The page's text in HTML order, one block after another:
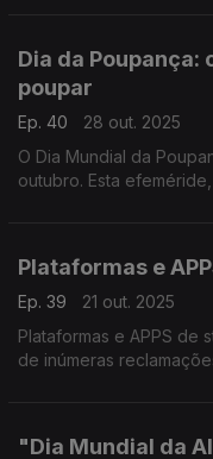
Dia da Poupança:
poupar
Ep. 40
28 out. 2025
O Dia Mundial da
outubro. Esta
endividamento.
Plataformas e
Ep. 39
21 out. 2025
Plataformas e APPS de
de inúmeras
agora a ser
"Dia Mundial da